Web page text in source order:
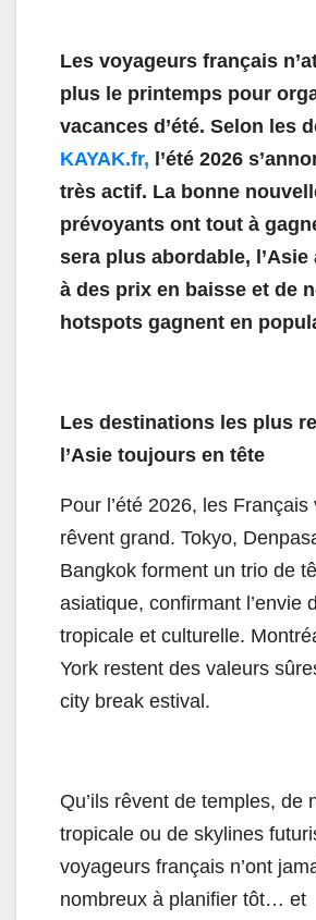
Les voyageurs français
plus le printemps pour
vacances d’été. Selon les
KAYAK.fr, l’été 2026
très actif. La bonne
prévoyants ont tout à
sera plus abordable,
à des prix en baisse et de
hotspots gagnent en
Les destinations les plus
l’Asie toujours en tête
Pour l’été 2026, les
rêvent grand. Tokyo,
Bangkok forment un trio de
asiatique, confirmant l’envie
tropicale et culturelle.
York restent des valeurs
city break estival.
Qu’ils rêvent de temples, de
tropicale ou de skylines
voyageurs français n’ont
nombreux à planifier tôt… et